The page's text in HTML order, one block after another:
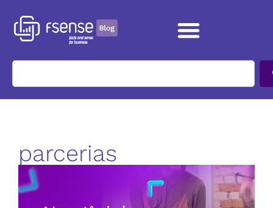
parcerias